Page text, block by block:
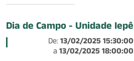
Dia de Campo - Unidade Iepê
De:13/02/2025 15:30:00
a13/02/2025 18:00:00